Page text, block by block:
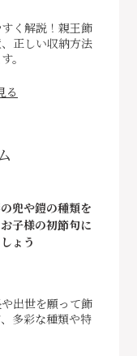
く解説！親王飾
正しい収納方法
。
る
兜や鎧の種類を
子様の初節句に
ょう
出世を願って飾
多彩な種類や特